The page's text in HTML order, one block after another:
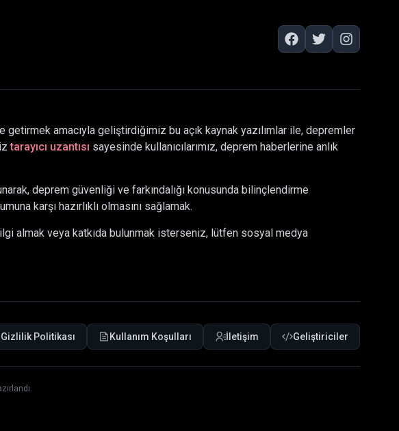
amacıyla geliştirdiğimiz bu açık kaynak yazılımlar ile, depremler
tarayıcı uzantısı sayesinde kullanıcılarımız, deprem haberlerine anlık
deprem güvenliği ve farkındalığı konusunda bilinçlendirme
karşı hazırlıklı olmasını sağlamak.
almak veya katkıda bulunmak isterseniz, lütfen sosyal medya
Gizlilik Politikası Kullanım Koşulları İletişim Geliştiriciler